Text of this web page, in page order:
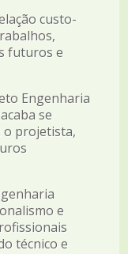
custo-
futuros e
Engenharia
se
o projetista,
e
técnico e